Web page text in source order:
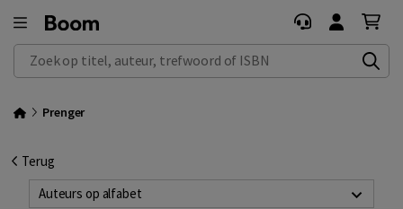
Zoek op titel, auteur, trefwoord of ISBN
Prenger
Terug
Auteurs op alfabet